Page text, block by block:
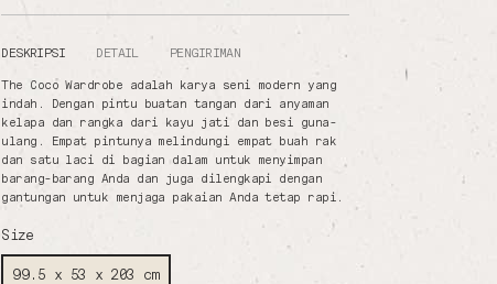
Size
99.5 x 53 x 203 cm
DESKRIPSI DETAIL PENGIRIMAN
The Coco Wardrobe adalah karya seni modern yang
indah. Dengan pintu buatan tangan dari anyaman
kelapa dan rangka dari kayu jati dan besi guna-
ulang. Empat pintunya melindungi empat buah rak
dan satu laci di bagian dalam untuk menyimpan
barang-barang Anda dan juga dilengkapi dengan
gantungan untuk menjaga pakaian Anda tetap rapi.